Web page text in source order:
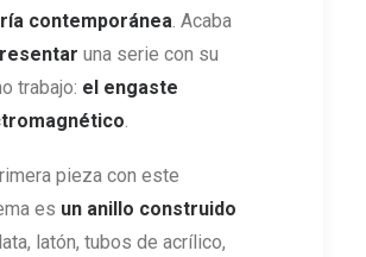
contemporánea. Acaba
una serie con su
trabajo: el engaste
.
pieza con este
es un anillo construido
latón, tubos de acrílico,